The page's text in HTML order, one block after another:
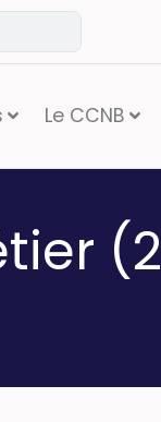
Le CCNB
(2